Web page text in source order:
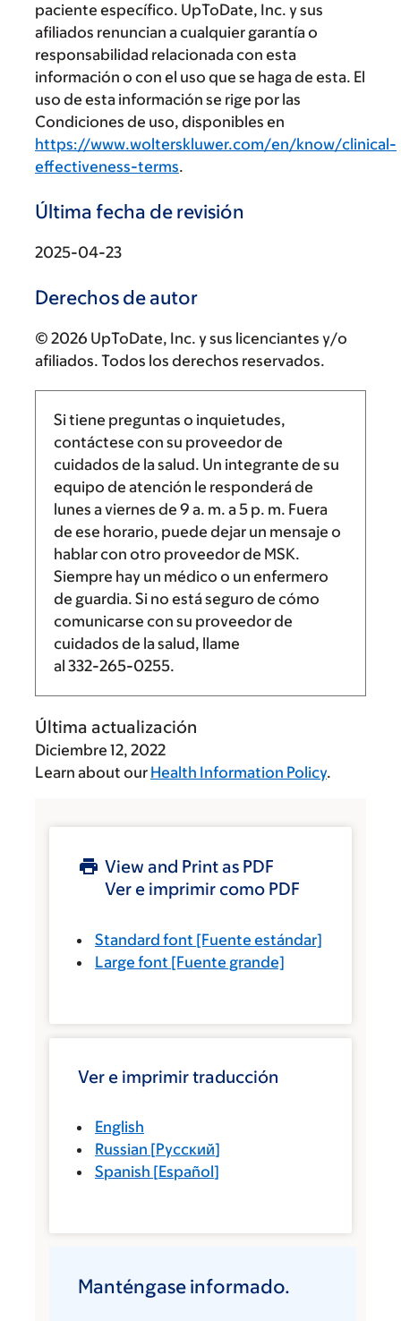
paciente específico. UpToDate, Inc. y sus
afiliados renuncian a cualquier garantía o
responsabilidad relacionada con esta
información o con el uso que se haga de esta. El
uso de esta información se rige por las
Condiciones de uso, disponibles en
https://www.wolterskluwer.com/en/know/clinical-
effectiveness-terms.
Última fecha de revisión
2025-04-23
Derechos de autor
© 2026 UpToDate, Inc. y sus licenciantes y/o
afiliados. Todos los derechos reservados.
Si tiene preguntas o inquietudes,
contáctese con su proveedor de
cuidados de la salud. Un integrante de su
equipo de atención le responderá de
lunes a viernes de 9 a. m. a5 p. m. Fuera
de ese horario, puede dejar un mensaje o
hablar con otro proveedor de MSK.
Siempre hay un médico o un enfermero
de guardia. Si no está seguro de cómo
comunicarse con su proveedor de
cuidados de la salud, llame
al 332-265-0255.
Última actualización
Diciembre 12, 2022
Learn about our Health Information Policy.
View and Print as PDF
Ver e imprimir como PDF
Standard font [Fuente estándar]
Large font [Fuente grande]
Ver e imprimir traducción
English
Russian [Русский]
Spanish [Español]
Manténgase informado.